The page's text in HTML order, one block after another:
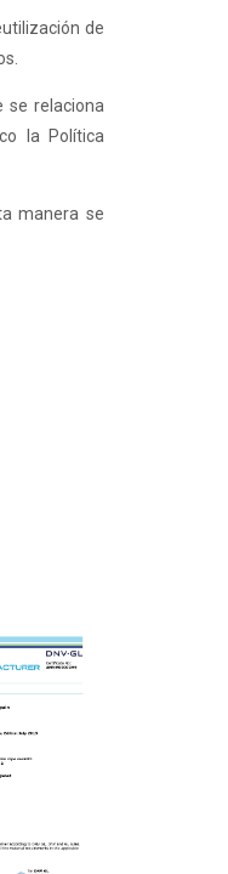
de
se relaciona
la Política
manera se